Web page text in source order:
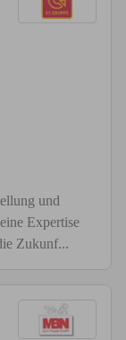
und
Expertise
Zukunf...